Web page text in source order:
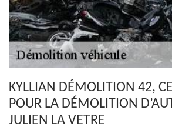
KYLLIAN DÉMOLITION 42,
POUR LA DÉMOLITION
JULIEN LA VETRE